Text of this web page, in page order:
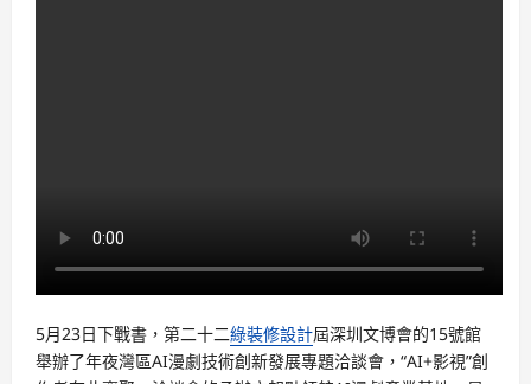
5月23日下戰書，第二十二綠裝修設計屆深圳文博會的15號館
舉辦了年夜灣區AI漫劇技術創新發展專題洽談會，“AI+影視”創